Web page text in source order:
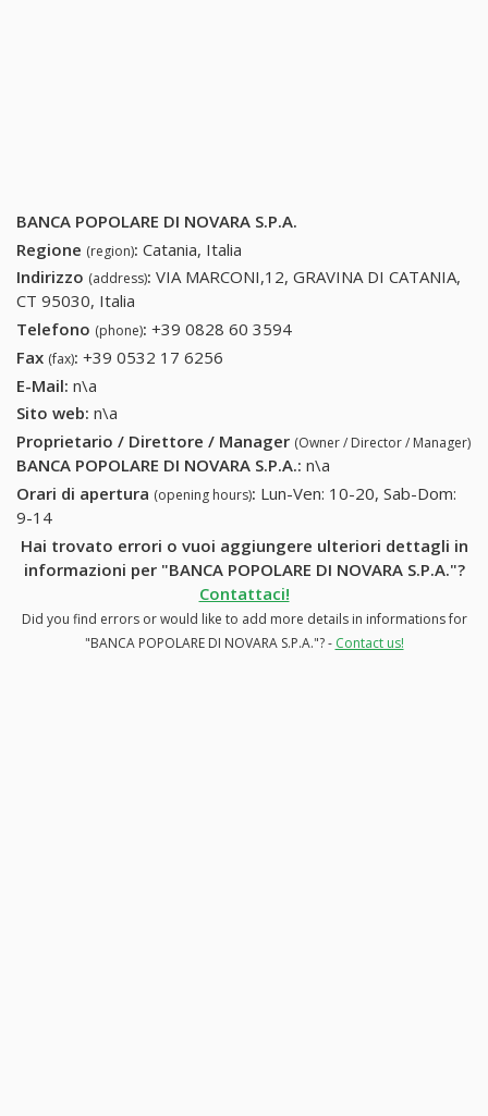
BANCA POPOLARE DI NOVARA S.P.A.
Regione (region): Catania, Italia
Indirizzo (address): VIA MARCONI,12, GRAVINA DI CATANIA,
CT 95030, Italia
Telefono (phone): +39 0828 60 3594
Fax (fax): +39 0532 17 6256
E-Mail: n\a
Sito web: n\a
Proprietario / Direttore / Manager (Owner / Director / Manager)
BANCA POPOLARE DI NOVARA S.P.A.: n\a
Orari di apertura (opening hours): Lun-Ven: 10-20, Sab-Dom:
9-14
Hai trovato errori o vuoi aggiungere ulteriori dettagli in
informazioni per "BANCA POPOLARE DI NOVARA S.P.A."?
Contattaci!
Did you find errors or would like to add more details in informations for
"BANCA POPOLARE DI NOVARA S.P.A."? - Contact us!